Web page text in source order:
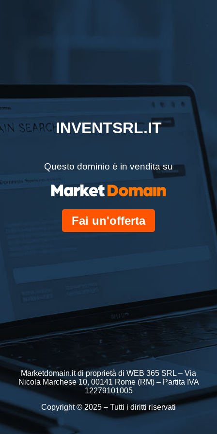
INVENTSRL.IT
Questo dominio è in vendita su
Fai un'offerta
Marketdomain.it di proprietà di WEB 365 SRL – Via
Nicola Marchese 10, 00141 Rome (RM) – Partita IVA
12279101005
Copyright © 2025 – Tutti i diritti riservati